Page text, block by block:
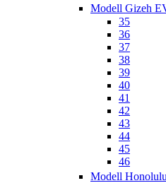
Modell Gizeh
35
36
37
38
39
40
41
42
43
44
45
46
Modell Honolulu